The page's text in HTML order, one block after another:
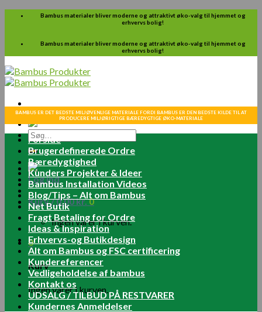
Skip
Bambus materialer bliver moderne og attraktivt øko-valg til hjemmet og
erhvervs bolig!
Bambus materialer bliver moderne og attraktivt øko-valg til hjemmet og
erhvervs bolig!
Søg
efter:
Log ind
Kurv /0.00kr.0
Ingen varer i kurven.
0
Kurv
Ingen varer i kurven.
BAMBUS ER DET BEDSTE MILJØVENLIGE MATERIALE FORDI BAMBUS ER DEN BEDSTE KILDE TIL AT
PRODUCERE MILJØRIGTIGE BÆREDYGTIGE ØKO-MATERIALE
Forside
Brugerdefinerede Ordre
Bæredygtighed
Kunders Projekter & Ideer
Bambus Installation Videos
Blog/Tips – Alt om Bambus
Net Butik
Fragt Betaling for Ordre
Ideas & Inspiration
Erhvervs-og Butikdesign
Alt om Bambus og FSC certificering
Kundereferencer
Vedligeholdelse af bambus
Kontakt os
UDSALG / TILBUD PÅ RESTVARER
Kundernes Anmeldelser